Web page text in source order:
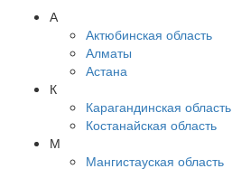
А
Актюбинская область
Алматы
Астана
К
Карагандинская область
Костанайская область
М
Мангистауская область